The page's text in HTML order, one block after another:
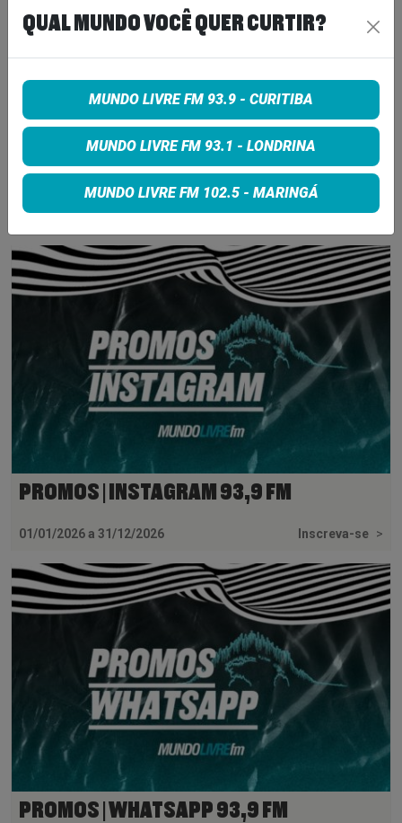
7 de agosto de 2026
PETER KATSIS, EMPRESÁRIO DO
KORN, LIMP BIZKIT E SMASHING
PUMPKINS, MORRE AOS 69 ANOS
INSCREVA-SE
PROMOS | INSTAGRAM 93,9 FM
01/01/2026 a 31/12/2026 Inscreva-se >
PROMOS | WHATSAPP 93,9 FM
QUAL MUNDO VOCÊ QUER CURTIR?
MUNDO LIVRE FM 93.9 - CURITIBA
MUNDO LIVRE FM 93.1 - LONDRINA
MUNDO LIVRE FM 102.5 - MARINGÁ